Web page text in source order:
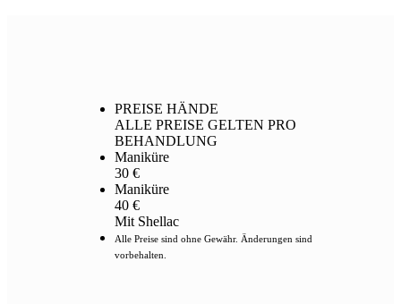
PREISE HÄNDE
ALLE PREISE GELTEN PRO
BEHANDLUNG
Maniküre
30 €
Maniküre
40 €
Mit Shellac
Alle Preise sind ohne Gewähr. Änderungen sind
vorbehalten.